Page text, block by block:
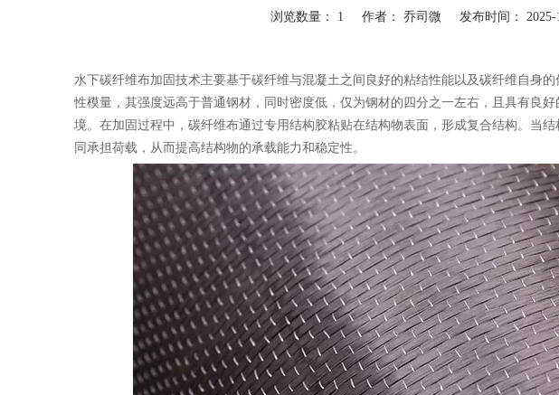
浏览数量： 1 作者： 乔司微 发布时间：
水下碳纤维布加固技术主要基于碳纤维与混凝土之间良好的粘结性能以及碳纤维自身
性模量，其强度远高于普通钢材，同时密度低，仅为钢材的四分之一左右，且具有良
境。在加固过程中，碳纤维布通过专用结构胶粘贴在结构物表面，形成复合结构。当
同承担荷载，从而提高结构物的承载能力和稳定性。